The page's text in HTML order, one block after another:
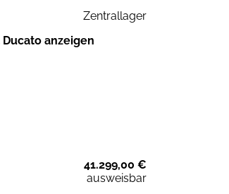
Zentrallager
anzeigen
41.299,00 €
ausweisbar